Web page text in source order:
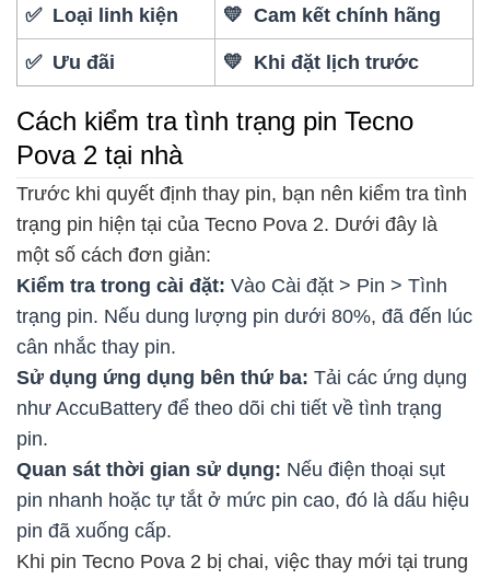
✅ Loại linh kiện 💛 Cam kết chính hãng
✅ Ưu đãi 💛 Khi đặt lịch trước
Cách kiểm tra tình trạng pin Tecno
Pova 2 tại nhà
Trước khi quyết định thay pin, bạn nên kiểm tra tình
trạng pin hiện tại của Tecno Pova 2. Dưới đây là
một số cách đơn giản:
Kiểm tra trong cài đặt: Vào Cài đặt > Pin > Tình
trạng pin. Nếu dung lượng pin dưới 80%, đã đến lúc
cân nhắc thay pin.
Sử dụng ứng dụng bên thứ ba: Tải các ứng dụng
như AccuBattery để theo dõi chi tiết về tình trạng
pin.
Quan sát thời gian sử dụng: Nếu điện thoại sụt
pin nhanh hoặc tự tắt ở mức pin cao, đó là dấu hiệu
pin đã xuống cấp.
Khi pin Tecno Pova 2 bị chai, việc thay mới tại trung